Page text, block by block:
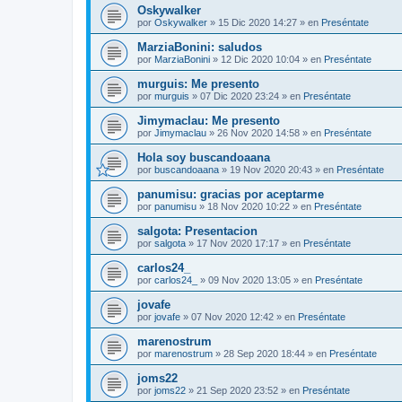
Oskywalker
por Oskywalker » 15 Dic 2020 14:27 » en Preséntate
MarziaBonini: saludos
por MarziaBonini » 12 Dic 2020 10:04 » en Preséntate
murguis: Me presento
por murguis » 07 Dic 2020 23:24 » en Preséntate
Jimymaclau: Me presento
por Jimymaclau » 26 Nov 2020 14:58 » en Preséntate
Hola soy buscandoaana
por buscandoaana » 19 Nov 2020 20:43 » en Preséntate
panumisu: gracias por aceptarme
por panumisu » 18 Nov 2020 10:22 » en Preséntate
salgota: Presentacion
por salgota » 17 Nov 2020 17:17 » en Preséntate
carlos24_
por carlos24_ » 09 Nov 2020 13:05 » en Preséntate
jovafe
por jovafe » 07 Nov 2020 12:42 » en Preséntate
marenostrum
por marenostrum » 28 Sep 2020 18:44 » en Preséntate
joms22
por joms22 » 21 Sep 2020 23:52 » en Preséntate